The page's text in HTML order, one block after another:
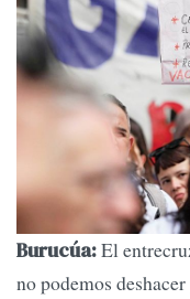
Burucúa:El
no podemos